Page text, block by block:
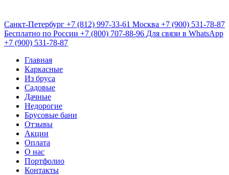
Санкт-Петербург +7 (812) 997-33-61 Москва +7 (900) 531-78-87
Бесплатно по России +7 (800) 707-88-96 Для связи в WhatsApp
+7 (900) 531-78-87
Главная
Каркасные
Из бруса
Садовые
Дачные
Недорогие
Брусовые бани
Отзывы
Акции
Оплата
О нас
Портфолио
Контакты